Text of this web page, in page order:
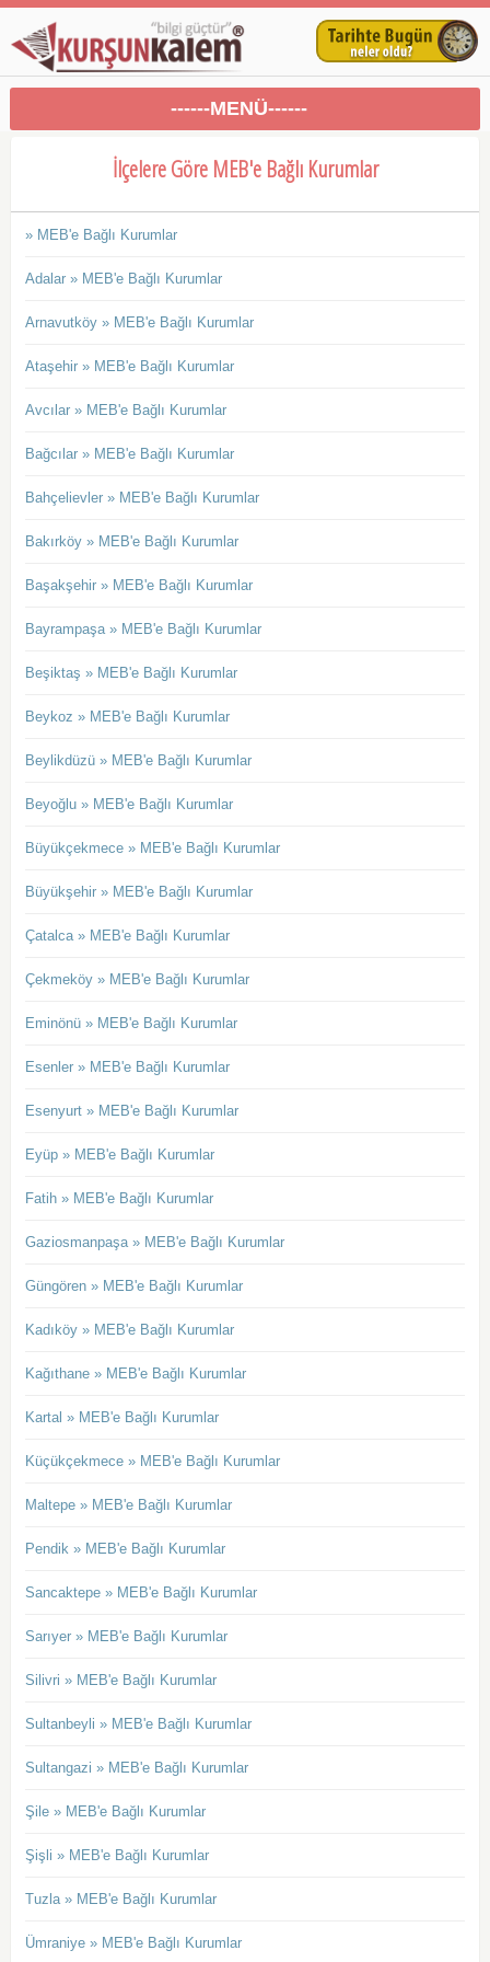
------MENÜ------
İlçelere Göre MEB'e Bağlı Kurumlar
» MEB'e Bağlı Kurumlar
Adalar » MEB'e Bağlı Kurumlar
Arnavutköy » MEB'e Bağlı Kurumlar
Ataşehir » MEB'e Bağlı Kurumlar
Avcılar » MEB'e Bağlı Kurumlar
Bağcılar » MEB'e Bağlı Kurumlar
Bahçelievler » MEB'e Bağlı Kurumlar
Bakırköy » MEB'e Bağlı Kurumlar
Başakşehir » MEB'e Bağlı Kurumlar
Bayrampaşa » MEB'e Bağlı Kurumlar
Beşiktaş » MEB'e Bağlı Kurumlar
Beykoz » MEB'e Bağlı Kurumlar
Beylikdüzü » MEB'e Bağlı Kurumlar
Beyoğlu » MEB'e Bağlı Kurumlar
Büyükçekmece » MEB'e Bağlı Kurumlar
Büyükşehir » MEB'e Bağlı Kurumlar
Çatalca » MEB'e Bağlı Kurumlar
Çekmeköy » MEB'e Bağlı Kurumlar
Eminönü » MEB'e Bağlı Kurumlar
Esenler » MEB'e Bağlı Kurumlar
Esenyurt » MEB'e Bağlı Kurumlar
Eyüp » MEB'e Bağlı Kurumlar
Fatih » MEB'e Bağlı Kurumlar
Gaziosmanpaşa » MEB'e Bağlı Kurumlar
Güngören » MEB'e Bağlı Kurumlar
Kadıköy » MEB'e Bağlı Kurumlar
Kağıthane » MEB'e Bağlı Kurumlar
Kartal » MEB'e Bağlı Kurumlar
Küçükçekmece » MEB'e Bağlı Kurumlar
Maltepe » MEB'e Bağlı Kurumlar
Pendik » MEB'e Bağlı Kurumlar
Sancaktepe » MEB'e Bağlı Kurumlar
Sarıyer » MEB'e Bağlı Kurumlar
Silivri » MEB'e Bağlı Kurumlar
Sultanbeyli » MEB'e Bağlı Kurumlar
Sultangazi » MEB'e Bağlı Kurumlar
Şile » MEB'e Bağlı Kurumlar
Şişli » MEB'e Bağlı Kurumlar
Tuzla » MEB'e Bağlı Kurumlar
Ümraniye » MEB'e Bağlı Kurumlar